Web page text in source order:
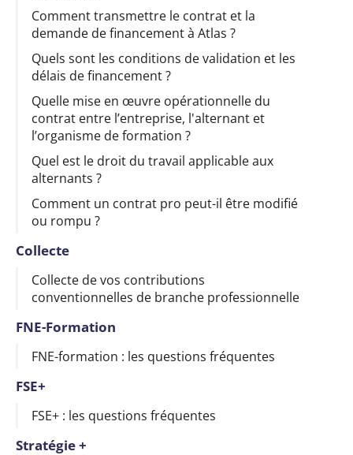
Comment transmettre le contrat et la
demande de financement à Atlas ?
Quels sont les conditions de validation et les
délais de financement ?
Quelle mise en œuvre opérationnelle du
contrat entre l’entreprise, l'alternant et
l’organisme de formation ?
Quel est le droit du travail applicable aux
alternants ?
Comment un contrat pro peut-il être modifié
ou rompu ?
Collecte
Collecte de vos contributions
conventionnelles de branche professionnelle
FNE-Formation
FNE-formation : les questions fréquentes
FSE+
FSE+ : les questions fréquentes
Stratégie +